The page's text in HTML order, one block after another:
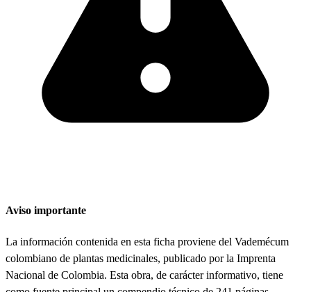
Aviso importante
La información contenida en esta ficha proviene del Vademécum
colombiano de plantas medicinales, publicado por la Imprenta
Nacional de Colombia. Esta obra, de carácter informativo, tiene